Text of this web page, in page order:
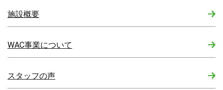
施設概要
WAC事業について
スタッフの声